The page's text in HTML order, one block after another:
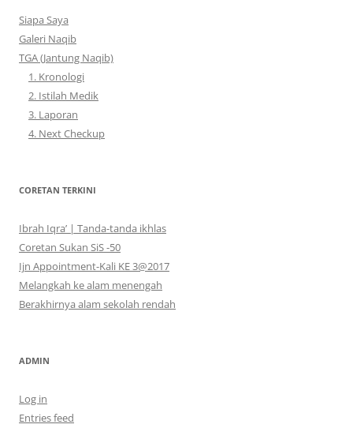
Siapa Saya
Galeri Naqib
TGA (Jantung Naqib)
1. Kronologi
2. Istilah Medik
3. Laporan
4. Next Checkup
CORETAN TERKINI
Ibrah Iqra’ | Tanda-tanda ikhlas
Coretan Sukan SiS -50
Ijn Appointment-Kali KE 3@2017
Melangkah ke alam menengah
Berakhirnya alam sekolah rendah
ADMIN
Log in
Entries feed